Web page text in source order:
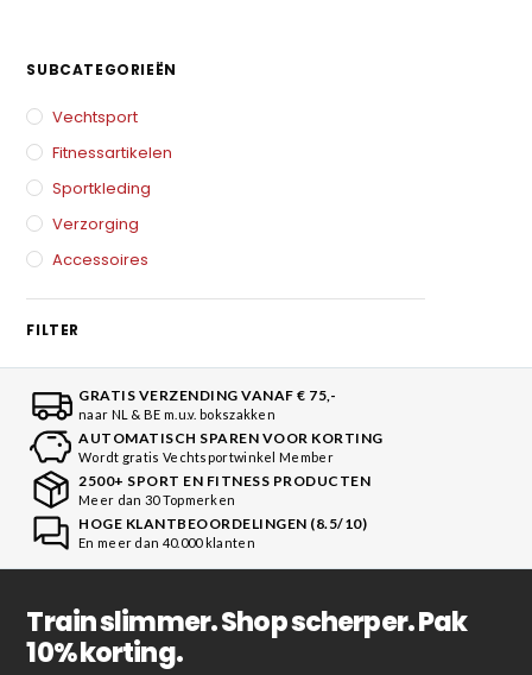
SUBCATEGORIEËN
Vechtsport
Fitnessartikelen
Sportkleding
Verzorging
Accessoires
FILTER
GRATIS VERZENDING VANAF € 75,-
naar NL & BE m.u.v. bokszakken
AUTOMATISCH SPAREN VOOR KORTING
Wordt gratis Vechtsportwinkel Member
2500+ SPORT EN FITNESS PRODUCTEN
Meer dan 30 Topmerken
HOGE KLANTBEOORDELINGEN (8.5/10)
En meer dan 40.000 klanten
Train slimmer. Shop scherper. Pak
10% korting.